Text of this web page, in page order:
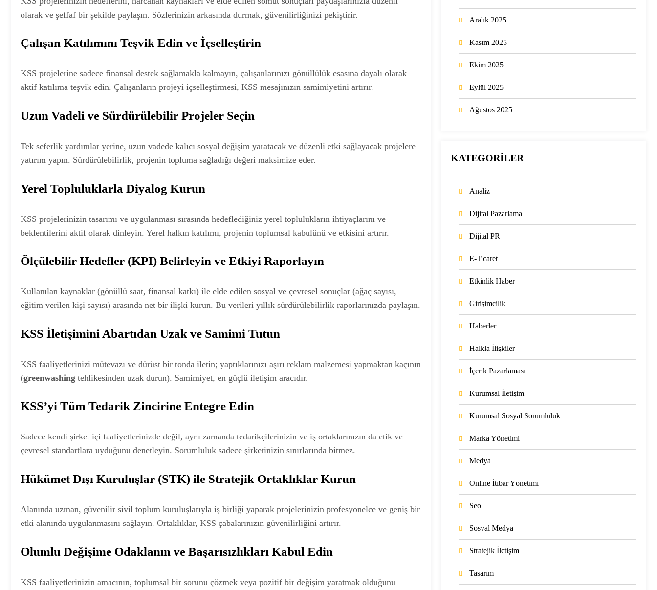
olarak ve şeffaf bir şekilde paylaşın. Sözlerinizin arkasında durmak, güvenilirliğinizi pekiştirir.
Çalışan Katılımını Teşvik Edin ve İçselleştirin
KSS projelerine sadece finansal destek sağlamakla kalmayın, çalışanlarınızı gönüllülük esasına dayalı olarak
aktif katılıma teşvik edin. Çalışanların projeyi içselleştirmesi, KSS mesajınızın samimiyetini artırır.
Uzun Vadeli ve Sürdürülebilir Projeler Seçin
Tek seferlik yardımlar yerine, uzun vadede kalıcı sosyal değişim yaratacak ve düzenli etki sağlayacak projelere
yatırım yapın. Sürdürülebilirlik, projenin topluma sağladığı değeri maksimize eder.
Yerel Topluluklarla Diyalog Kurun
KSS projelerinizin tasarımı ve uygulanması sırasında hedeflediğiniz yerel toplulukların ihtiyaçlarını ve
beklentilerini aktif olarak dinleyin. Yerel halkın katılımı, projenin toplumsal kabulünü ve etkisini artırır.
Ölçülebilir Hedefler (KPI) Belirleyin ve Etkiyi Raporlayın
Kullanılan kaynaklar (gönüllü saat, finansal katkı) ile elde edilen sosyal ve çevresel sonuçlar (ağaç sayısı,
eğitim verilen kişi sayısı) arasında net bir ilişki kurun. Bu verileri yıllık sürdürülebilirlik raporlarınızda paylaşın.
KSS İletişimini Abartıdan Uzak ve Samimi Tutun
KSS faaliyetlerinizi mütevazı ve dürüst bir tonda iletin; yaptıklarınızı aşırı reklam malzemesi yapmaktan kaçının
(greenwashing tehlikesinden uzak durun). Samimiyet, en güçlü iletişim aracıdır.
KSS’yi Tüm Tedarik Zincirine Entegre Edin
Sadece kendi şirket içi faaliyetlerinizde değil, aynı zamanda tedarikçilerinizin ve iş ortaklarınızın da etik ve
çevresel standartlara uyduğunu denetleyin. Sorumluluk sadece şirketinizin sınırlarında bitmez.
Hükümet Dışı Kuruluşlar (STK) ile Stratejik Ortaklıklar Kurun
Alanında uzman, güvenilir sivil toplum kuruluşlarıyla iş birliği yaparak projelerinizin profesyonelce ve geniş bir
etki alanında uygulanmasını sağlayın. Ortaklıklar, KSS çabalarınızın güvenilirliğini artırır.
Olumlu Değişime Odaklanın ve Başarısızlıkları Kabul Edin
KSS faaliyetlerinizin amacının, toplumsal bir sorunu çözmek veya pozitif bir değişim yaratmak olduğunu
Aralık 2025
Kasım 2025
Ekim 2025
Eylül 2025
Ağustos 2025
KATEGORİLER
Analiz
Dijital Pazarlama
Dijital PR
E-Ticaret
Etkinlik Haber
Girişimcilik
Haberler
Halkla İlişkiler
İçerik Pazarlaması
Kurumsal İletişim
Kurumsal Sosyal Sorumluluk
Marka Yönetimi
Medya
Online İtibar Yönetimi
Seo
Sosyal Medya
Stratejik İletişim
Tasarım